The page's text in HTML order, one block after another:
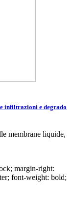
infiltrazioni e degrado
membrane liquide,
margin-right:
font-weight: bold;